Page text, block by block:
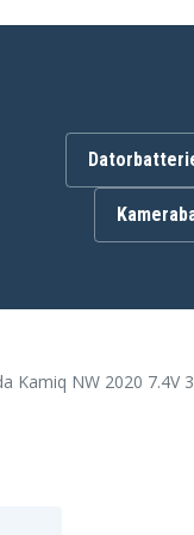
2021
Volkswagen Passat A3
Volkswagen Polo Sedan
Volkswagen T-Roc
Convertible AC 2020
Kamiq NW 2020 7.4V